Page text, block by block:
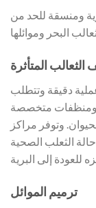
ومنسقة للحد من
الثعالب المتأثرة
دقيقة وتتطلب
ومنظفات متخصصة
وتوفر مراكز
حالة الثعلب الصحية
ترميم الموائل